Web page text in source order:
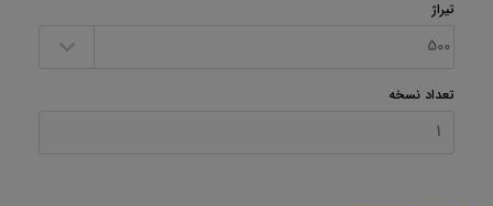
تیراژ
تعداد نسخه